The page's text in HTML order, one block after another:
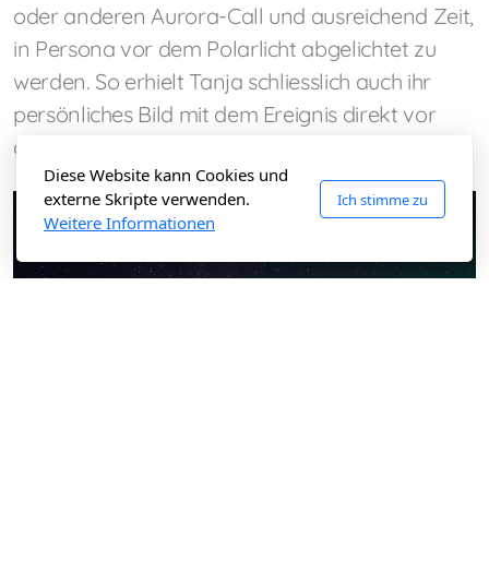
oder anderen Aurora-Call und ausreichend Zeit,
in Persona vor dem Polarlicht abgelichtet zu
werden. So erhielt Tanja schliesslich auch ihr
persönliches Bild mit dem Ereignis direkt vor
dem Hotel.
Diese Website kann Cookies und
externe Skripte verwenden.
Weitere Informationen
Ich stimme zu